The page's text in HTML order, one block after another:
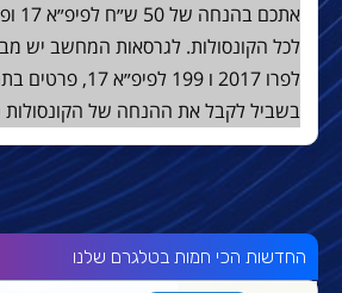
לפרו 2017 ו 199
בשביל לקבל את ההנחה של הקונסולות
החדשות הכי חמות בטלגרם שלנו